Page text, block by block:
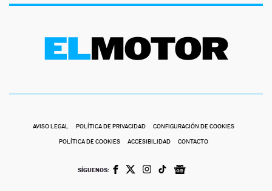
AVISO LEGAL POLÍTICA DE PRIVACIDAD CONFIGURACIÓN DE COOKIES
POLÍTICA DE COOKIES ACCESIBILIDAD CONTACTO
SÍGUENOS: